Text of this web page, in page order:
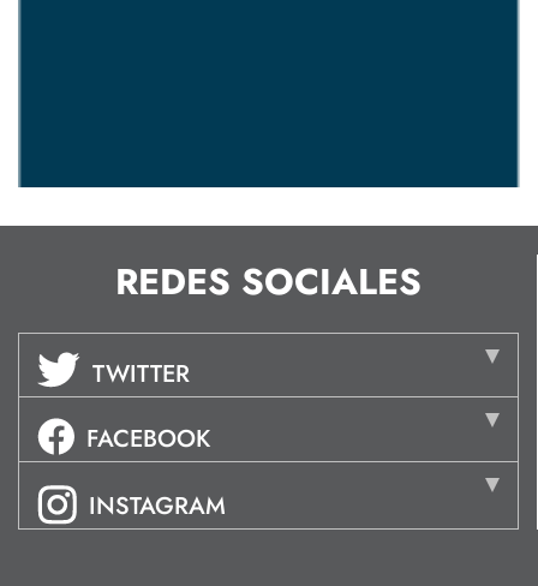
REDES SOCIALES
TWITTER
FACEBOOK
INSTAGRAM